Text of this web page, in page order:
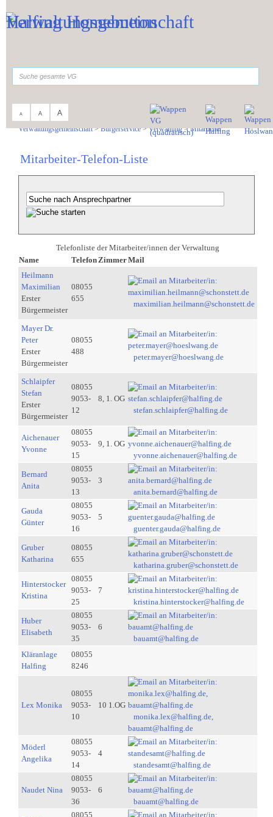
A A A
Verwaltungsgemeinschaft>Bürgerservice>Verwaltung>Mitarbeiter
Mitarbeiter-Telefon-Liste
Telefonliste der Mitarbeiter/innen der Verwaltung
Name
Telefon ZimmerMail
Heilmann
Maximilian
Erster
Bürgermeister
08055
655
maximilian.heilmann@schonstett.de
Mayer Dr.
Peter
Erster
Bürgermeister
08055
488
peter.mayer@hoeslwang.de
Schlaipfer
Stefan
Erster
Bürgermeister
08055
9053-
12
8, 1. OG
stefan.schlaipfer@halfing.de
Aichenauer
Yvonne
08055
9053-
15
9, 1. OG
yvonne.aichenauer@halfing.de
Bernard
Anita
08055
9053-
13
3
anita.bernard@halfing.de
Gauda
Günter
08055
9053-
16
5
guenter.gauda@halfing.de
Gruber
Katharina
08055
655
katharina.gruber@schonstett.de
Hinterstocker
Kristina
08055
9053-
25
7
kristina.hinterstocker@halfing.de
Huber
Elisabeth
08055
9053-
35
6
bauamt@halfing.de
Kläranlage
Halfing
08055
8246
Lex Monika
08055
9053-
10
10 1.OG
monika.lex@halfing.de,
bauamt@halfing.de
Möderl
Angelika
08055
9053-
14
4
standesamt@halfing.de
Naudet Nina
08055
9053-
36
6
bauamt@halfing.de
08055